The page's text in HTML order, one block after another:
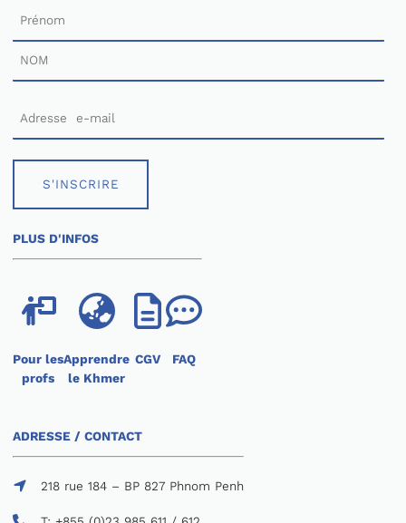
S'INSCRIRE
PLUS D'INFOS
Pour les
profs
Apprendre
le Khmer
CGV FAQ
ADRESSE / CONTACT
218 rue 184 – BP 827 Phnom Penh